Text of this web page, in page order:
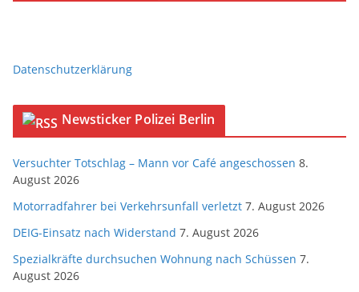
Datenschutzerklärung
Newsticker Polizei Berlin
Versuchter Totschlag – Mann vor Café angeschossen 8.
August 2026
Motorradfahrer bei Verkehrsunfall verletzt 7. August 2026
DEIG-Einsatz nach Widerstand 7. August 2026
Spezialkräfte durchsuchen Wohnung nach Schüssen 7.
August 2026